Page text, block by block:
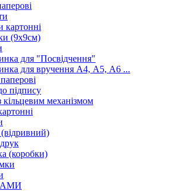
картонні
(9х9см)
для "Посвідчення"
для вручення А4, А5, А6 ...
підпису
механізмом
(коробки)